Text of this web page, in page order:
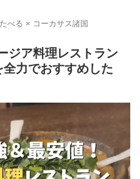
たべる × コーカサス諸国
ジア料理レストラン
力でおすすめした